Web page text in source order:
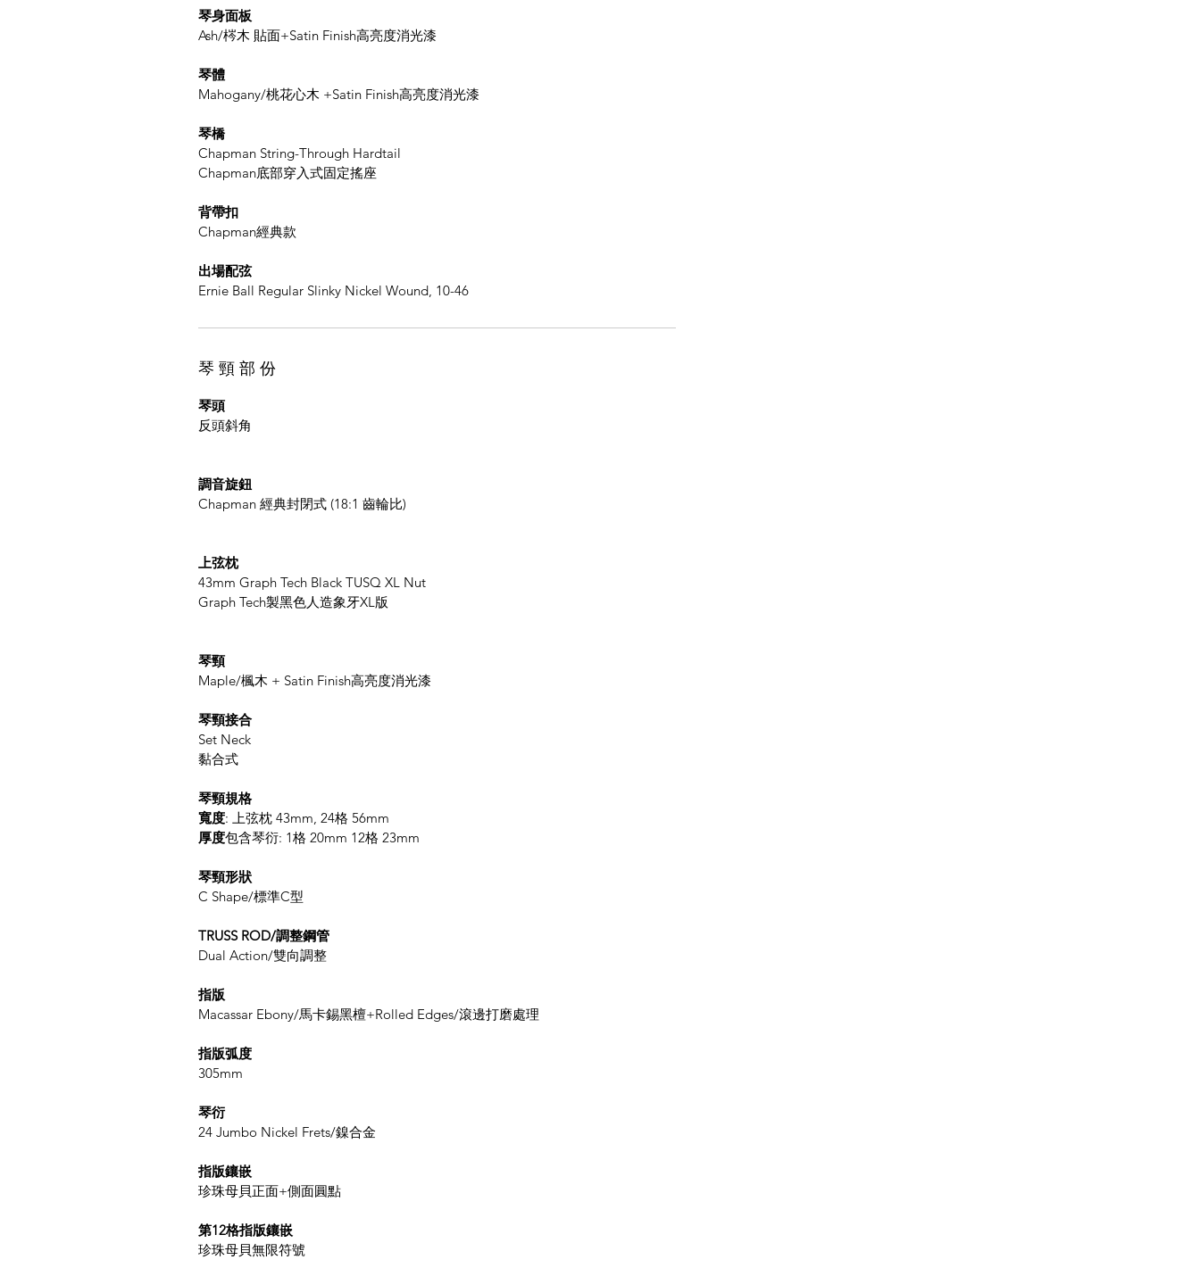
琴身面板
Ash/梣木 貼面+Satin Finish高亮度消光漆
琴體
Mahogany/桃花心木 +Satin Finish高亮度消光漆
琴橋
Chapman String-Through Hardtail
Chapman底部穿入式固定搖座
背帶扣
Chapman經典款
出場配弦
Ernie Ball Regular Slinky Nickel Wound, 10-46
琴 頸 部 份
琴頭
反頭斜角
調音旋鈕
Chapman 經典封閉式 (18:1 齒輪比)
上弦枕
43mm Graph Tech Black TUSQ XL Nut
Graph Tech製黑色人造象牙XL版
琴頸
Maple/楓木 + Satin Finish高亮度消光漆
琴頸接合
Set Neck
黏合式
琴頸規格
寬度: 上弦枕 43mm, 24格 56mm
厚度包含琴衍: 1格 20mm 12格 23mm
琴頸形狀
C Shape/標準C型
TRUSS ROD/調整鋼管
Dual Action/雙向調整
指版
Macassar Ebony/馬卡錫黑檀+Rolled Edges/滾邊打磨處理
指版弧度
305mm
琴衍
24 Jumbo Nickel Frets/鎳合金
指版鑲嵌
珍珠母貝正面+側面圓點
第12格指版鑲嵌
珍珠母貝無限符號